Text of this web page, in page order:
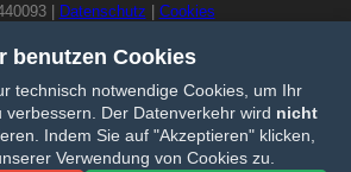
benutzen Cookies
technisch notwendige Cookies, um Ihr
verbessern. Der Datenverkehr wird nicht
Indem Sie auf "Akzeptieren" klicken,
Verwendung von Cookies zu.
|
Datenschutz Cookies